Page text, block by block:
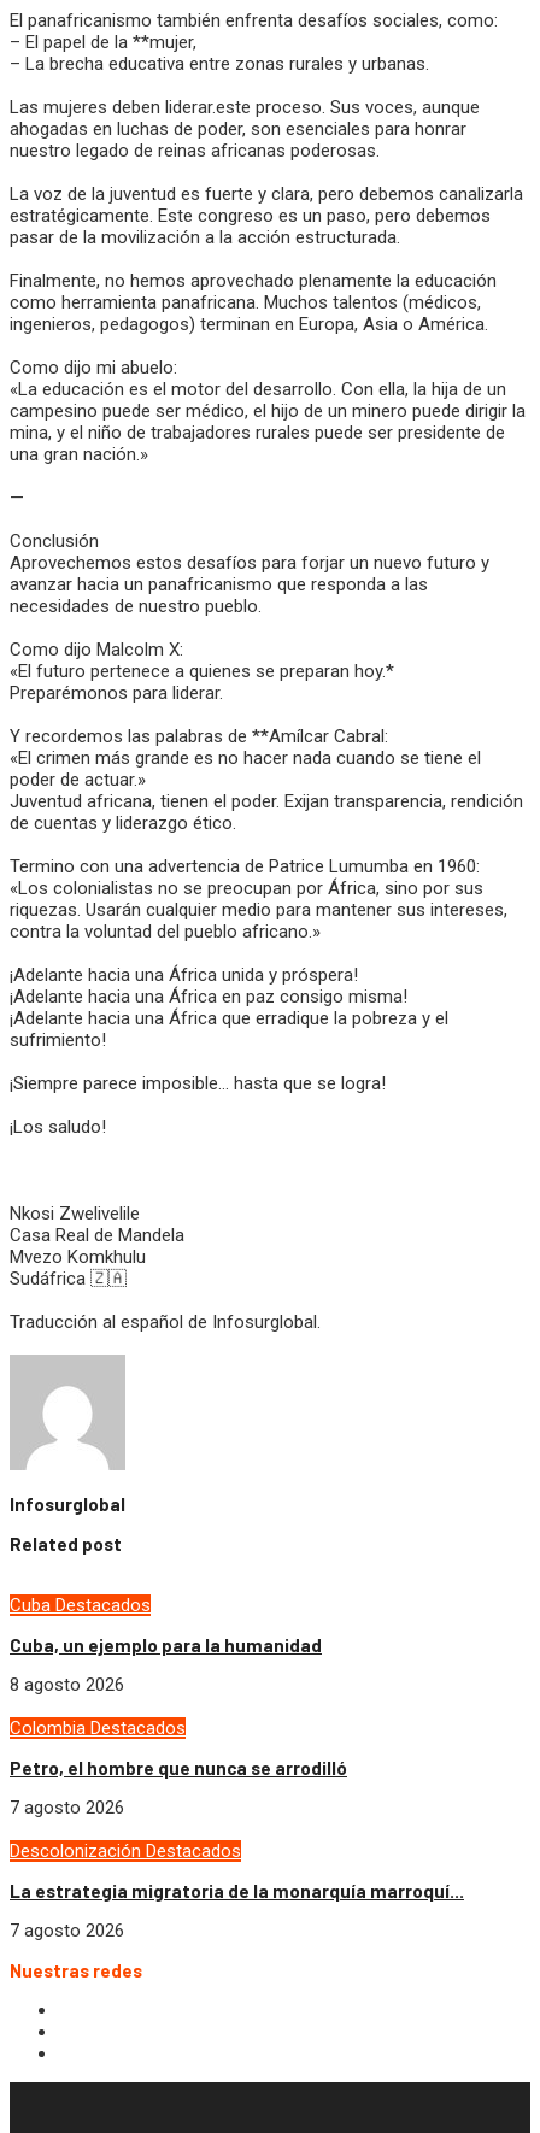
El panafricanismo también enfrenta desafíos sociales, como:
– El papel de la **mujer,
– La brecha educativa entre zonas rurales y urbanas.
Las mujeres deben liderar.este proceso. Sus voces, aunque
ahogadas en luchas de poder, son esenciales para honrar
nuestro legado de reinas africanas poderosas.
La voz de la juventud es fuerte y clara, pero debemos canalizarla
estratégicamente. Este congreso es un paso, pero debemos
pasar de la movilización a la acción estructurada.
Finalmente, no hemos aprovechado plenamente la educación
como herramienta panafricana. Muchos talentos (médicos,
ingenieros, pedagogos) terminan en Europa, Asia o América.
Como dijo mi abuelo:
«La educación es el motor del desarrollo. Con ella, la hija de un
campesino puede ser médico, el hijo de un minero puede dirigir la
mina, y el niño de trabajadores rurales puede ser presidente de
una gran nación.»
—
Conclusión
Aprovechemos estos desafíos para forjar un nuevo futuro y
avanzar hacia un panafricanismo que responda a las
necesidades de nuestro pueblo.
Como dijo Malcolm X:
«El futuro pertenece a quienes se preparan hoy.*
Preparémonos para liderar.
Y recordemos las palabras de **Amílcar Cabral:
«El crimen más grande es no hacer nada cuando se tiene el
poder de actuar.»
Juventud africana, tienen el poder. Exijan transparencia, rendición
de cuentas y liderazgo ético.
Termino con una advertencia de Patrice Lumumba en 1960:
«Los colonialistas no se preocupan por África, sino por sus
riquezas. Usarán cualquier medio para mantener sus intereses,
contra la voluntad del pueblo africano.»
¡Adelante hacia una África unida y próspera!
¡Adelante hacia una África en paz consigo misma!
¡Adelante hacia una África que erradique la pobreza y el
sufrimiento!
¡Siempre parece imposible… hasta que se logra!
¡Los saludo!
Nkosi Zwelivelile
Casa Real de Mandela
Mvezo Komkhulu
Sudáfrica 🇿🇦
Traducción al español de Infosurglobal.
Infosurglobal
Related post
Cuba Destacados
Cuba, un ejemplo para la humanidad
8 agosto 2026
Colombia Destacados
Petro, el hombre que nunca se arrodilló
7 agosto 2026
Descolonización Destacados
La estrategia migratoria de la monarquía marroquí...
7 agosto 2026
Nuestras redes